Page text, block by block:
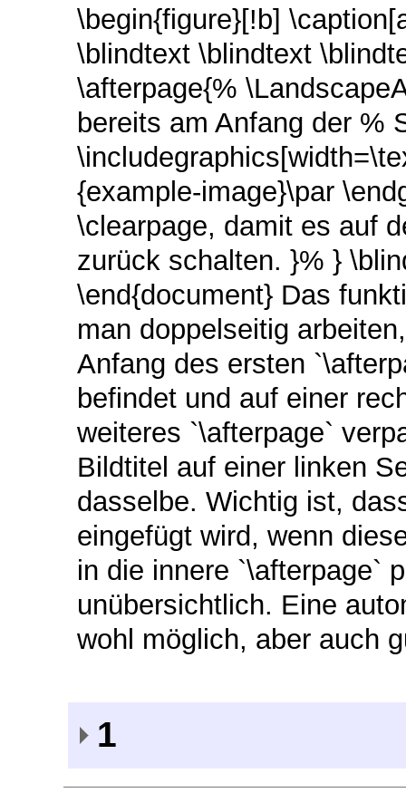
\begin{figure}[!b]
\blindtext \blindtext
\afterpage{%
bereits am Anfang der %
{example-image}\par
\clearpage, damit es auf
zurück schalten. }% }
\end{document} Das
man doppelseitig
Anfang des ersten
befindet und auf einer
weiteres `\afterpage`
Bildtitel auf einer linken
dasselbe. Wichtig ist,
eingefügt wird, wenn
in die innere `\afterpage`
unübersichtlich. Eine
wohl möglich, aber auch
1